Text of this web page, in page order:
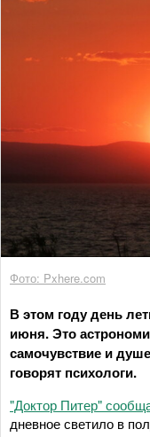
Фото: Pxhere.com
В этом году день
июня. Это
самочувствие и
говорят психологи.
"Доктор Питер"
дневное светило в